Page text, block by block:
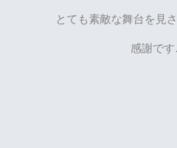
とても素敵な舞台を見
感謝です